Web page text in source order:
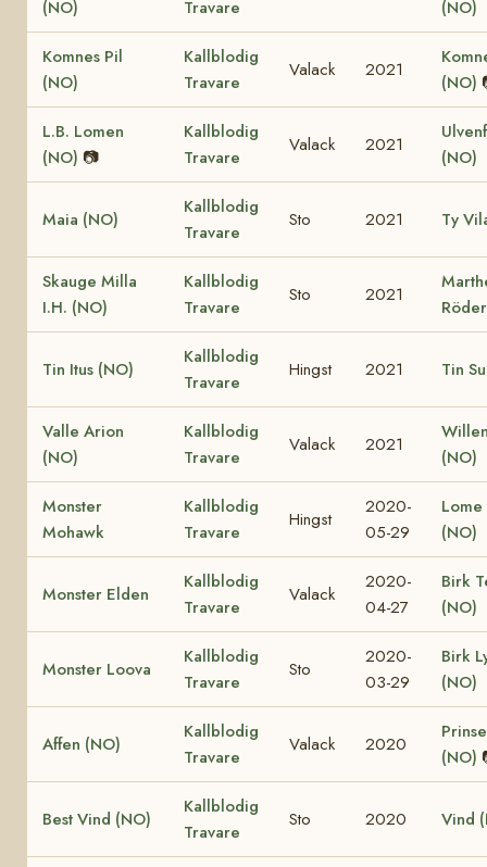
(NO) Travare (NO)
Komnes Pil
(NO)
Kallblodig
Travare
Valack 2021
(NO)
L.B. Lomen
(NO) 📷
Kallblodig
Travare
Valack 2021
(NO)
Maia (NO)
Kallblodig
Travare
Sto 2021 Ty
Skauge Milla
I.H. (NO)
Kallblodig
Travare
Sto 2021
Tin Itus (NO)
Kallblodig
Travare
Hingst 2021 Tin
Valle Arion
(NO)
Kallblodig
Travare
Valack 2021
(NO)
Monster
Mohawk
Kallblodig
Travare
Hingst
2020-
05-29
Lome
(NO)
Monster Elden
Kallblodig
Travare
Valack
2020-
04-27
Birk
(NO)
Monster Loova
Kallblodig
Travare
Sto
2020-
03-29
Birk
(NO)
Affen (NO)
Kallblodig
Travare
Valack 2020
(NO)
Best Vind (NO)
Kallblodig
Travare
Sto 2020 Vind